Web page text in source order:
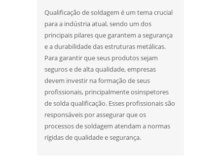
Qualificação de soldagem é um tema crucial
para a indústria atual, sendo um dos
principais pilares que garantem a segurança
e a durabilidade das estruturas metálicas.
Para garantir que seus produtos sejam
seguros e de alta qualidade, empresas
devem investir na formação de seus
profissionais, principalmente osinspetores
de solda qualificação. Esses profissionais são
responsáveis por assegurar que os
processos de soldagem atendam a normas
rígidas de qualidade e segurança.